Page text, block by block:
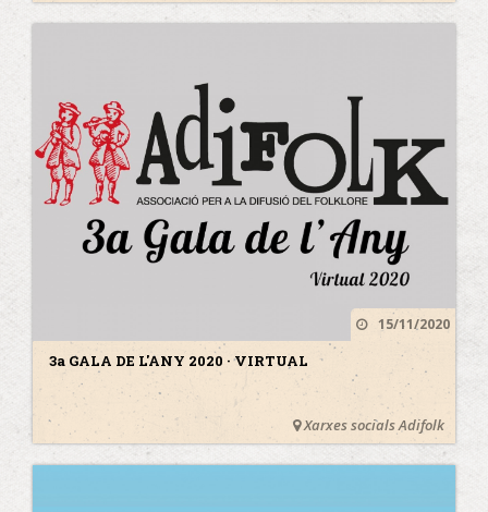
15/11/2020
3a GALA DE L'ANY 2020 · VIRTUAL
Xarxes socials Adifolk